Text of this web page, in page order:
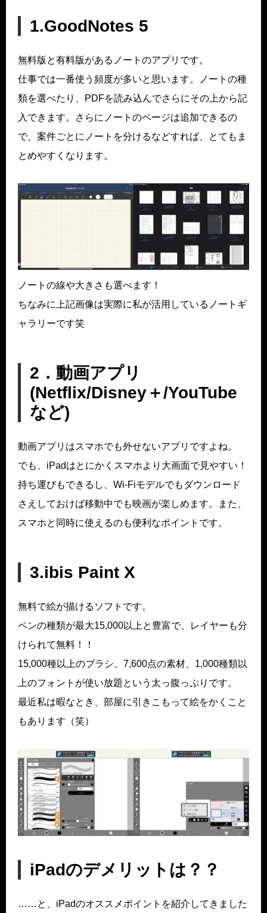
1.GoodNotes 5
無料版と有料版があるノートのアプリです。
仕事では一番使う頻度が多いと思います。ノートの種
類を選べたり、PDFを読み込んでさらにその上から記
入できます。さらにノートのページは追加できるの
で、案件ごとにノートを分けるなどすれば、とてもま
とめやすくなります。
ノートの線や大きさも選べます！
ちなみに上記画像は実際に私が活用しているノートギ
ャラリーです笑
2．動画アプリ
(Netflix/Disney＋/YouTube
など)
動画アプリはスマホでも外せないアプリですよね。
でも、iPadはとにかくスマホより大画面で見やすい！
持ち運びもできるし、Wi-Fiモデルでもダウンロード
さえしておけば移動中でも映画が楽しめます。また、
スマホと同時に使えるのも便利なポイントです。
3.ibis Paint X
無料で絵が描けるソフトです。
ペンの種類が最大15,000以上と豊富で、レイヤーも分
けられて無料！！
15,000種以上のブラシ、7,600点の素材、1,000種類以
上のフォントが使い放題という太っ腹っぷりです。
最近私は暇なとき、部屋に引きこもって絵をかくこと
もあります（笑）
iPadのデメリットは？？
……と、iPadのオススメポイントを紹介してきました